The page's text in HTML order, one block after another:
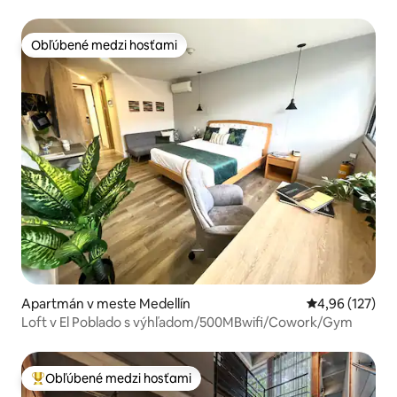
Obľúbené medzi hosťami
Obľúbené medzi hosťami
Apartmán v meste Medellín Priemerné
4,96 (127)
Loft v El Poblado s výhľadom/500MBwifi/Cowork/Gym
Najobľúbenejšie medzi hosťami
Obľúbené medzi hosťami